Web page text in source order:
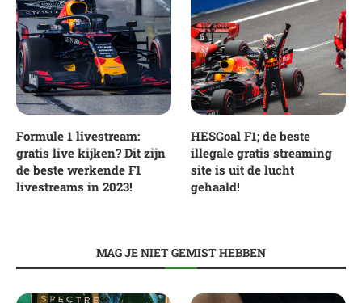
Formule 1 livestream:
gratis live kijken? Dit zijn
de beste werkende F1
livestreams in 2023!
HESGoal F1; de beste
illegale gratis streaming
site is uit de lucht
gehaald!
MAG JE NIET GEMIST HEBBEN